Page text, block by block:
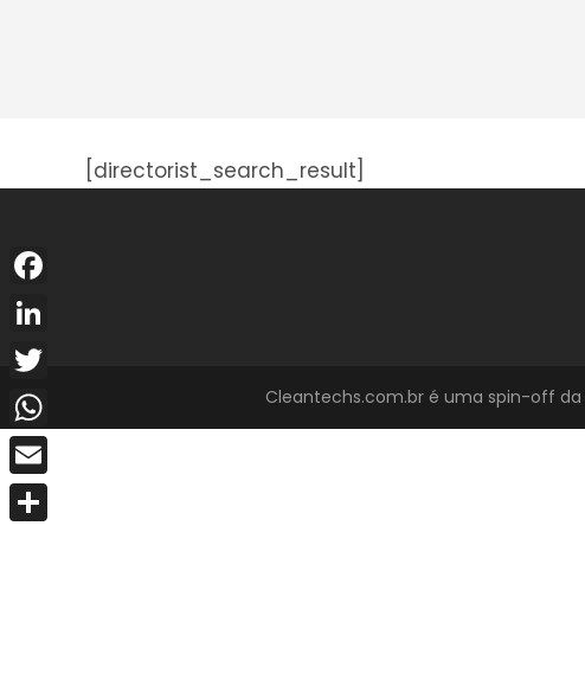
[directorist_search_result]
Cleantechs.com.br é uma spin-off da
Facebook
LinkedIn
Twitter
WhatsApp
Email